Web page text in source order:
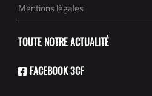
Mentions légales
TOUTE NOTRE ACTUALITÉ
FACEBOOK 3CF